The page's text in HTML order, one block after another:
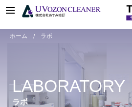
ホーム ラボ
LABORATORY
ラボ